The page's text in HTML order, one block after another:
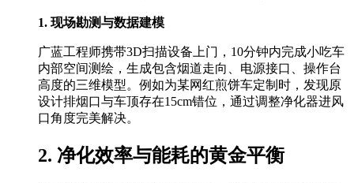
1. 现场勘测与数据建模
广蓝工程师携带3D扫描设备上门，10分钟内完成小吃车
内部空间测绘，生成包含烟道走向、电源接口、操作台
高度的三维模型。例如为某网红煎饼车定制时，发现原
设计排烟口与车顶存在15cm错位，通过调整净化器进风
口角度完美解决。
2. 净化效率与能耗的黄金平衡